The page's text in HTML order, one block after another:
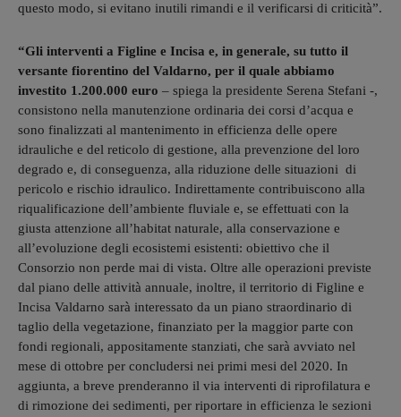
questo modo, si evitano inutili rimandi e il verificarsi di criticità”.
“Gli interventi a Figline e Incisa e, in generale, su tutto il
versante fiorentino del Valdarno, per il quale abbiamo
investito 1.200.000 euro – spiega la presidente Serena Stefani -,
consistono nella manutenzione ordinaria dei corsi d’acqua e
sono finalizzati al mantenimento in efficienza delle opere
idrauliche e del reticolo di gestione, alla prevenzione del loro
degrado e, di conseguenza, alla riduzione delle situazioni di
pericolo e rischio idraulico. Indirettamente contribuiscono alla
riqualificazione dell’ambiente fluviale e, se effettuati con la
giusta attenzione all’habitat naturale, alla conservazione e
all’evoluzione degli ecosistemi esistenti: obiettivo che il
Consorzio non perde mai di vista. Oltre alle operazioni previste
dal piano delle attività annuale, inoltre, il territorio di Figline e
Incisa Valdarno sarà interessato da un piano straordinario di
taglio della vegetazione, finanziato per la maggior parte con
fondi regionali, appositamente stanziati, che sarà avviato nel
mese di ottobre per concludersi nei primi mesi del 2020. In
aggiunta, a breve prenderanno il via interventi di riprofilatura e
di rimozione dei sedimenti, per riportare in efficienza le sezioni